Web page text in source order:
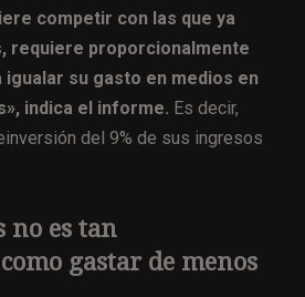
competir con las que ya
requiere proporcionalmente
su gasto en medios en
indica el informe. Es decir,
del 9% de sus ingresos
no es tan
gastar de menos